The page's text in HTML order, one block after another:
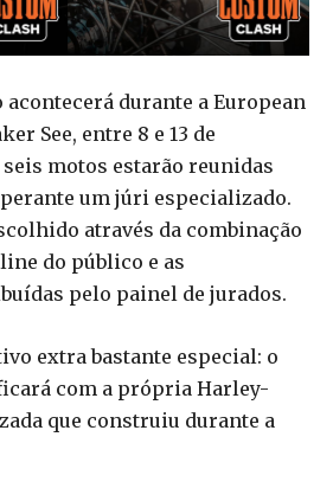
acontecerá durante a European
See, entre 8 e 13 de
motos estarão reunidas
um júri especializado.
através da combinação
do público e as
pelo painel de jurados.
extra bastante especial: o
com a própria Harley-
que construiu durante a